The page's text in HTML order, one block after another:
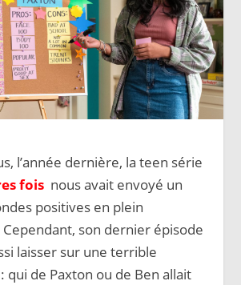
l’année dernière, la teen série
fois nous avait envoyé un
positives en plein
son dernier épisode
laisser sur une terrible
qui de Paxton ou de Ben allait